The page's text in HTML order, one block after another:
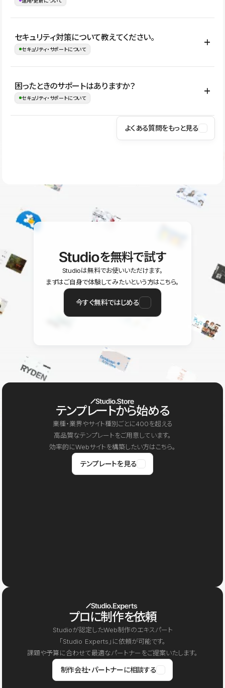
はい。CMSやコンポーネントを活用して更新範囲を設計しておく
ことで、デザインを崩しにくい状態で運用できます。 さらにコン
ながらレイアウトに影響を与えずに更新作業を進めやすくなりま
す。
セキュリティ対策について教えてください。
セキュリティ・サポートについて
Studioでは、公開サイトやサービスを安全に利用できるよう、通信
の暗号化、データ保護、アクセス管理、脆弱性対策など、複数の観
はSSL/TLSによる通信暗号化に対応しており、悪質なスクリプトの
困ったときのサポートはありますか？
セキュリティ・サポートについて
操作方法や機能については、ヘルプセンターでご確認いただけま
ユーザー同士で質問・相談できるコミュニティもご利用ください。
よくある質問をもっと見る
を無料で試す
Studioは無料でお使いいただけます。
まずはご自身で体験してみたいという方はこちら。
今すぐ無料ではじめる
テンプレートから始める
業種・業界やサイト種別ごとに400を超える
高品質なテンプレートをご用意しています。
効率的にWebサイトを構築したい方はこちら。
テンプレートを見る
プロに制作を依頼
Studioが認定したWeb制作のエキスパート
「Studio Experts」に依頼が可能です。
課題や予算に合わせて最適なパートナーをご提案いたします。
制作会社・パートナーに相談する